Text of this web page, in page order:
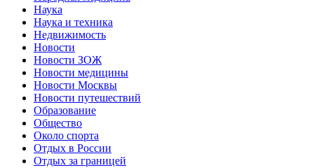
Наука
Наука и техника
Недвижимость
Новости
Новости ЗОЖ
Новости медицины
Новости Москвы
Новости путешествий
Образование
Общество
Около спорта
Отдых в России
Отдых за границей